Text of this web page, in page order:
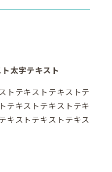
太字テキスト
トテキストテキストテ
テキストテキストテキ
キストテキストテキス